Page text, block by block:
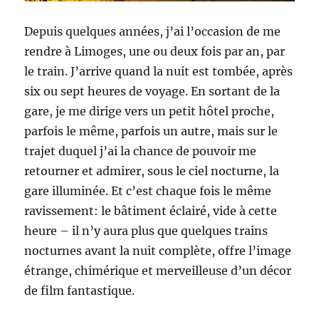
Depuis quelques années, j’ai l’occasion de me
rendre à Limoges, une ou deux fois par an, par
le train. J’arrive quand la nuit est tombée, après
six ou sept heures de voyage. En sortant de la
gare, je me dirige vers un petit hôtel proche,
parfois le même, parfois un autre, mais sur le
trajet duquel j’ai la chance de pouvoir me
retourner et admirer, sous le ciel nocturne, la
gare illuminée. Et c’est chaque fois le même
ravissement: le bâtiment éclairé, vide à cette
heure – il n’y aura plus que quelques trains
nocturnes avant la nuit complète, offre l’image
étrange, chimérique et merveilleuse d’un décor
de film fantastique.